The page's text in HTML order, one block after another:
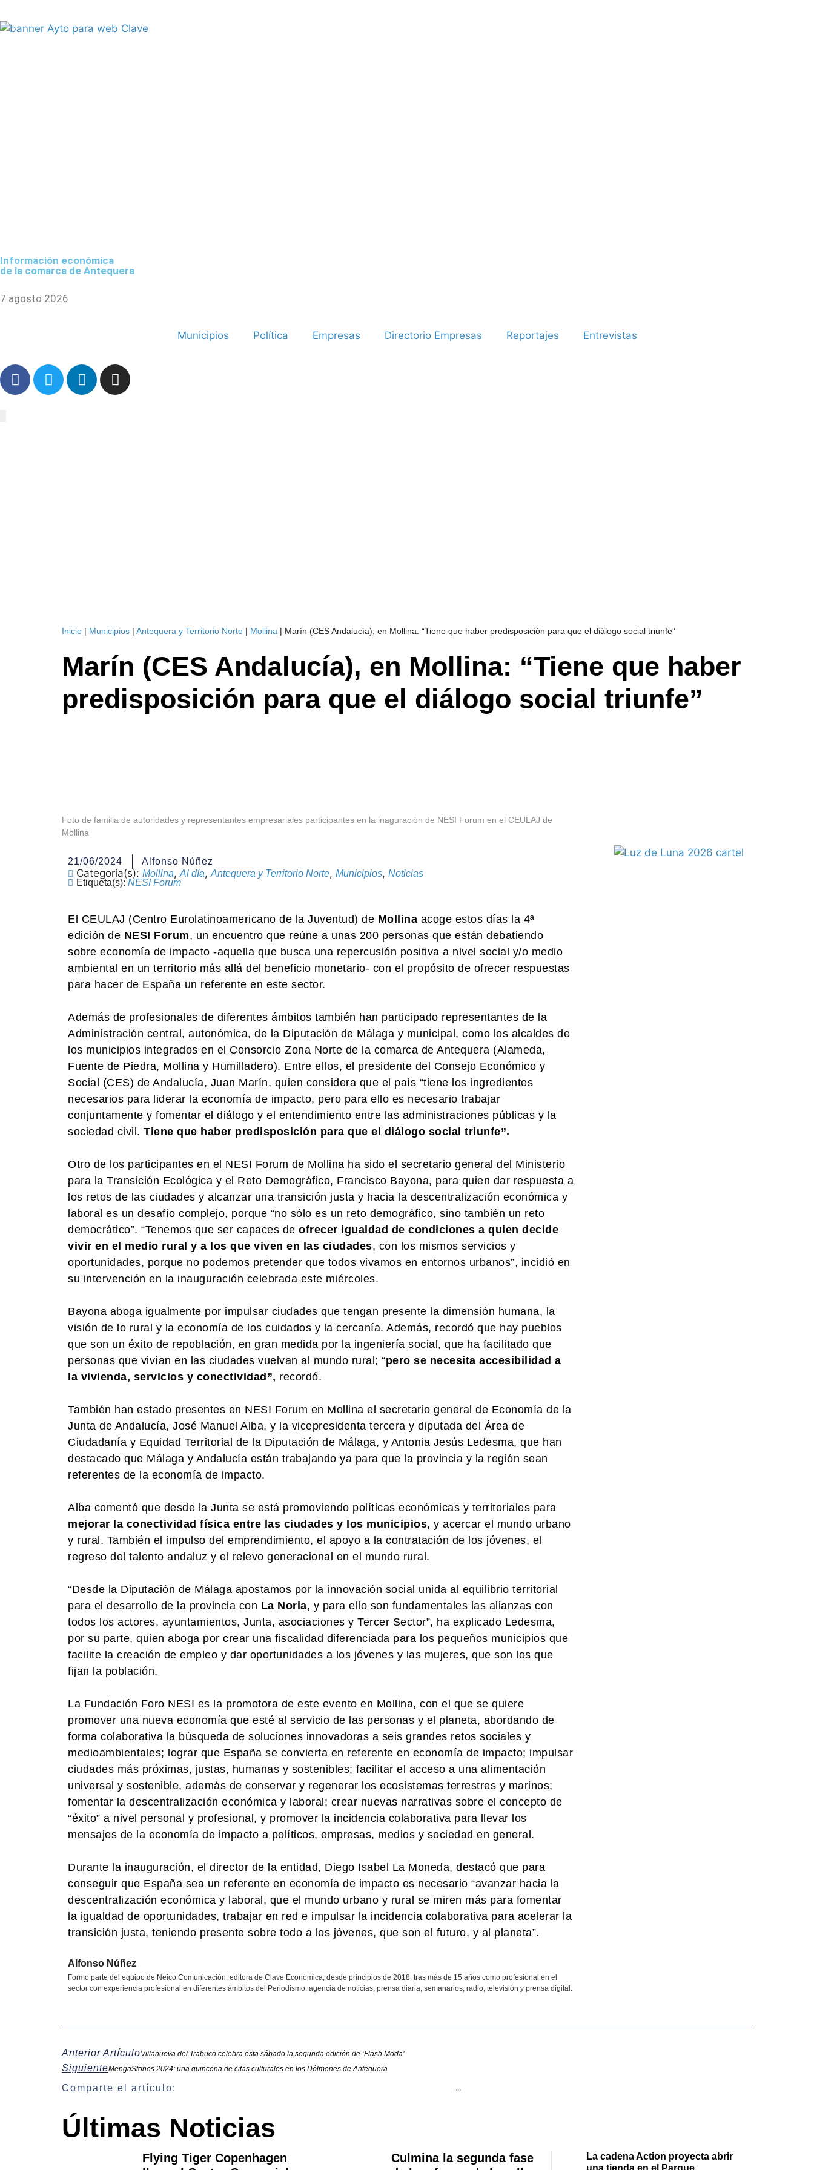
Información económica
de la comarca de Antequera
7 agosto 2026
Municipios Política Empresas Directorio Empresas Reportajes Entrevistas
Inicio | Municipios | Antequera y Territorio Norte | Mollina | Marín (CES Andalucía), en Mollina: “Tiene que haber predisposición para que el diálogo social triunfe”
Marín (CES Andalucía), en Mollina: “Tiene que haber
predisposición para que el diálogo social triunfe”
Foto de familia de autoridades y representantes empresariales participantes en la inaguración de NESI Forum en el CEULAJ de
Mollina
21/06/2024 Alfonso Núñez
Categoría(s): Mollina, Al día, Antequera y Territorio Norte, Municipios, Noticias
Etiqueta(s): NESI Forum
El CEULAJ (Centro Eurolatinoamericano de la Juventud) de Mollina acoge estos días la 4ª
edición de NESI Forum, un encuentro que reúne a unas 200 personas que están debatiendo
sobre economía de impacto -aquella que busca una repercusión positiva a nivel social y/o medio
ambiental en un territorio más allá del beneficio monetario- con el propósito de ofrecer respuestas
para hacer de España un referente en este sector.
Además de profesionales de diferentes ámbitos también han participado representantes de la
Administración central, autonómica, de la Diputación de Málaga y municipal, como los alcaldes de
los municipios integrados en el Consorcio Zona Norte de la comarca de Antequera (Alameda,
Fuente de Piedra, Mollina y Humilladero). Entre ellos, el presidente del Consejo Económico y
Social (CES) de Andalucía, Juan Marín, quien considera que el país “tiene los ingredientes
necesarios para liderar la economía de impacto, pero para ello es necesario trabajar
conjuntamente y fomentar el diálogo y el entendimiento entre las administraciones públicas y la
sociedad civil. Tiene que haber predisposición para que el diálogo social triunfe”.
Otro de los participantes en el NESI Forum de Mollina ha sido el secretario general del Ministerio
para la Transición Ecológica y el Reto Demográfico, Francisco Bayona, para quien dar respuesta a
los retos de las ciudades y alcanzar una transición justa y hacia la descentralización económica y
laboral es un desafío complejo, porque “no sólo es un reto demográfico, sino también un reto
democrático”. “Tenemos que ser capaces de ofrecer igualdad de condiciones a quien decide
vivir en el medio rural y a los que viven en las ciudades, con los mismos servicios y
oportunidades, porque no podemos pretender que todos vivamos en entornos urbanos”, incidió en
su intervención en la inauguración celebrada este miércoles.
Bayona aboga igualmente por impulsar ciudades que tengan presente la dimensión humana, la
visión de lo rural y la economía de los cuidados y la cercanía. Además, recordó que hay pueblos
que son un éxito de repoblación, en gran medida por la ingeniería social, que ha facilitado que
personas que vivían en las ciudades vuelvan al mundo rural; “pero se necesita accesibilidad a
la vivienda, servicios y conectividad”, recordó.
También han estado presentes en NESI Forum en Mollina el secretario general de Economía de la
Junta de Andalucía, José Manuel Alba, y la vicepresidenta tercera y diputada del Área de
Ciudadanía y Equidad Territorial de la Diputación de Málaga, y Antonia Jesús Ledesma, que han
destacado que Málaga y Andalucía están trabajando ya para que la provincia y la región sean
referentes de la economía de impacto.
Alba comentó que desde la Junta se está promoviendo políticas económicas y territoriales para
mejorar la conectividad física entre las ciudades y los municipios, y acercar el mundo urbano
y rural. También el impulso del emprendimiento, el apoyo a la contratación de los jóvenes, el
regreso del talento andaluz y el relevo generacional en el mundo rural.
“Desde la Diputación de Málaga apostamos por la innovación social unida al equilibrio territorial
para el desarrollo de la provincia con La Noria, y para ello son fundamentales las alianzas con
todos los actores, ayuntamientos, Junta, asociaciones y Tercer Sector”, ha explicado Ledesma,
por su parte, quien aboga por crear una fiscalidad diferenciada para los pequeños municipios que
facilite la creación de empleo y dar oportunidades a los jóvenes y las mujeres, que son los que
fijan la población.
La Fundación Foro NESI es la promotora de este evento en Mollina, con el que se quiere
promover una nueva economía que esté al servicio de las personas y el planeta, abordando de
forma colaborativa la búsqueda de soluciones innovadoras a seis grandes retos sociales y
medioambientales; lograr que España se convierta en referente en economía de impacto; impulsar
ciudades más próximas, justas, humanas y sostenibles; facilitar el acceso a una alimentación
universal y sostenible, además de conservar y regenerar los ecosistemas terrestres y marinos;
fomentar la descentralización económica y laboral; crear nuevas narrativas sobre el concepto de
“éxito” a nivel personal y profesional, y promover la incidencia colaborativa para llevar los
mensajes de la economía de impacto a políticos, empresas, medios y sociedad en general.
Durante la inauguración, el director de la entidad, Diego Isabel La Moneda, destacó que para
conseguir que España sea un referente en economía de impacto es necesario “avanzar hacia la
descentralización económica y laboral, que el mundo urbano y rural se miren más para fomentar
la igualdad de oportunidades, trabajar en red e impulsar la incidencia colaborativa para acelerar la
transición justa, teniendo presente sobre todo a los jóvenes, que son el futuro, y al planeta”.
Alfonso Núñez
Formo parte del equipo de Neico Comunicación, editora de Clave Económica, desde principios de 2018, tras más de 15 años como profesional en el
sector con experiencia profesional en diferentes ámbitos del Periodismo: agencia de noticias, prensa diaria, semanarios, radio, televisión y prensa digital.
Anterior ArtículoVillanueva del Trabuco celebra esta sábado la segunda edición de ‘Flash Moda’
SiguienteMengaStones 2024: una quincena de citas culturales en los Dólmenes de Antequera
Comparte el artículo:
Últimas Noticias
Flying Tiger Copenhagen
Culmina la segunda fase
La cadena Action proyecta abrir
una tienda en el Parque